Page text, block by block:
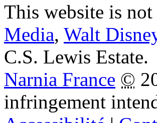
This website is
Media, Walt
C.S. Lewis Estate.
Narnia France ©
infringement